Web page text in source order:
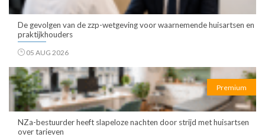
De gevolgen van de zzp-wetgeving voor waarnemende huisartsen en
praktijkhouders
05 AUG 2026
Premium
NZa-bestuurder heeft slapeloze nachten door strijd met huisartsen
over tarieven